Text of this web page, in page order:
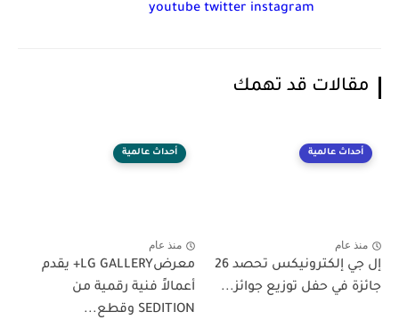
youtube twitter instagram
مقالات قد تهمك
أحداث عالمية
منذ عام
إل جي إلكترونيكس تحصد 26
جائزة في حفل توزيع جوائز...
أحداث عالمية
منذ عام
معرضLG GALLERY+ يقدم
أعمالاً فنية رقمية من
SEDITION وقطع...